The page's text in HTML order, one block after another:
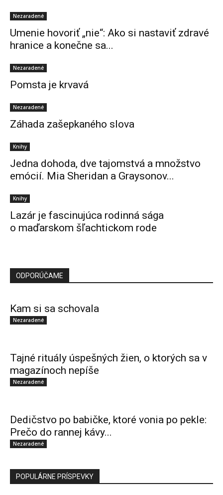
Nezaradené
Umenie hovoriť „nie“: Ako si nastaviť zdravé
hranice a konečne sa...
Nezaradené
Pomsta je krvavá
Nezaradené
Záhada zašepkaného slova
Knihy
Jedna dohoda, dve tajomstvá a množstvo
emócií. Mia Sheridan a Graysonov...
Knihy
Lazár je fascinujúca rodinná sága
o maďarskom šľachtickom rode
ODPORÚČAME
Kam si sa schovala
Nezaradené
Tajné rituály úspešných žien, o ktorých sa v
magazínoch nepíše
Nezaradené
Dedičstvo po babičke, ktoré vonia po pekle:
Prečo do rannej kávy...
Nezaradené
POPULÁRNE PRÍSPEVKY